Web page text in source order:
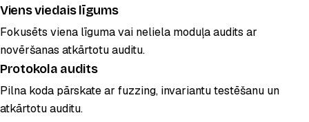
Viens viedais līgums
Fokusēts viena līguma vai neliela moduļa audits ar
novēršanas atkārtotu auditu.
Protokola audits
Pilna koda pārskate ar fuzzing, invariantu testēšanu un
atkārtotu auditu.